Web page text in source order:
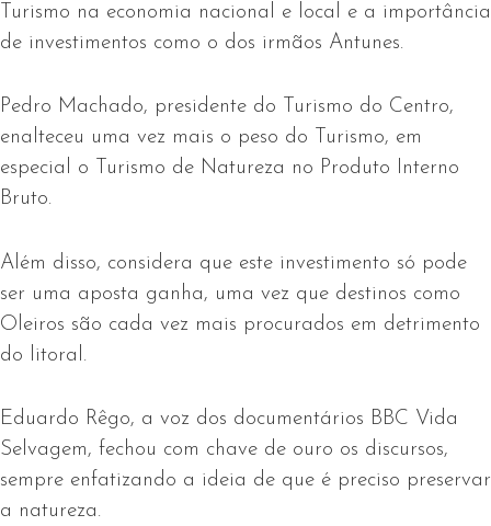
Turismo na economia nacional e local e a importância
de investimentos como o dos irmãos Antunes.
Pedro Machado, presidente do Turismo do Centro,
enalteceu uma vez mais o peso do Turismo, em
especial o Turismo de Natureza no Produto Interno
Bruto.
Além disso, considera que este investimento só pode
ser uma aposta ganha, uma vez que destinos como
Oleiros são cada vez mais procurados em detrimento
do litoral.
Eduardo Rêgo, a voz dos documentários BBC Vida
Selvagem, fechou com chave de ouro os discursos,
sempre enfatizando a ideia de que é preciso preservar
a natureza.